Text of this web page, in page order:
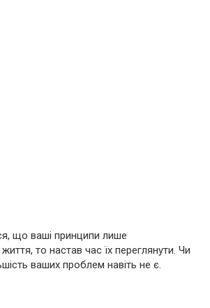
що ваші принципи лише
то настав час їх переглянути. Чи
ваших проблем навіть не є.